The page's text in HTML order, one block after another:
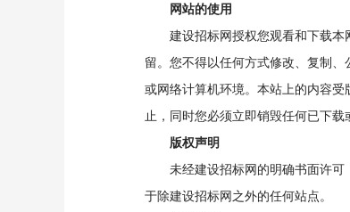
网站的使用
建设招标网授权您观看和下载本网
留。您不得以任何方式修改、复制
或网络计算机环境。本站上的内容
止，同时您必须立即销毁任何已下载
版权声明
未经建设招标网的明确书面许可，
于除建设招标网之外的任何站点。